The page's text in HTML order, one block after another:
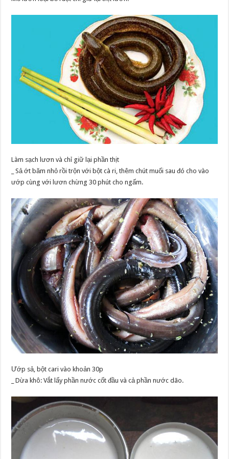
Làm sạch lươn và chỉ giữ lại phần thịt
_ Sả ớt băm nhỏ rồi trộn với bột cà ri, thêm chút muối sau đó cho vào
ướp cùng với lươn chừng 30 phút cho ngấm.
Ướp sả, bột cari vào khoản 30p
_ Dừa khô: Vắt lấy phần nước cốt đầu và cả phần nước dão.